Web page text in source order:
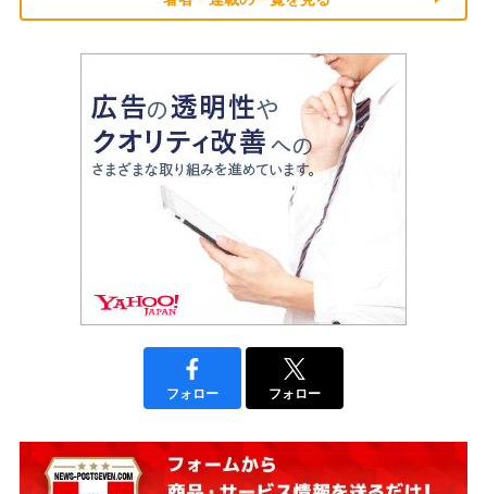
フォロー フォロー